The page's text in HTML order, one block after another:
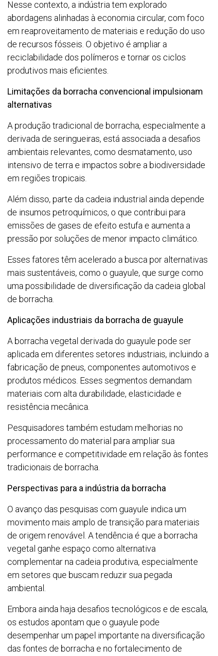
Nesse contexto, a indústria tem explorado
abordagens alinhadas à economia circular, com foco
em reaproveitamento de materiais e redução do uso
de recursos fósseis. O objetivo é ampliar a
reciclabilidade dos polímeros e tornar os ciclos
produtivos mais eficientes.
Limitações da borracha convencional impulsionam
alternativas
A produção tradicional de borracha, especialmente a
derivada de seringueiras, está associada a desafios
ambientais relevantes, como desmatamento, uso
intensivo de terra e impactos sobre a biodiversidade
em regiões tropicais.
Além disso, parte da cadeia industrial ainda depende
de insumos petroquímicos, o que contribui para
emissões de gases de efeito estufa e aumenta a
pressão por soluções de menor impacto climático.
Esses fatores têm acelerado a busca por alternativas
mais sustentáveis, como o guayule, que surge como
uma possibilidade de diversificação da cadeia global
de borracha.
Aplicações industriais da borracha de guayule
A borracha vegetal derivada do guayule pode ser
aplicada em diferentes setores industriais, incluindo a
fabricação de pneus, componentes automotivos e
produtos médicos. Esses segmentos demandam
materiais com alta durabilidade, elasticidade e
resistência mecânica.
Pesquisadores também estudam melhorias no
processamento do material para ampliar sua
performance e competitividade em relação às fontes
tradicionais de borracha.
Perspectivas para a indústria da borracha
O avanço das pesquisas com guayule indica um
movimento mais amplo de transição para materiais
de origem renovável. A tendência é que a borracha
vegetal ganhe espaço como alternativa
complementar na cadeia produtiva, especialmente
em setores que buscam reduzir sua pegada
ambiental.
Embora ainda haja desafios tecnológicos e de escala,
os estudos apontam que o guayule pode
desempenhar um papel importante na diversificação
das fontes de borracha e no fortalecimento de